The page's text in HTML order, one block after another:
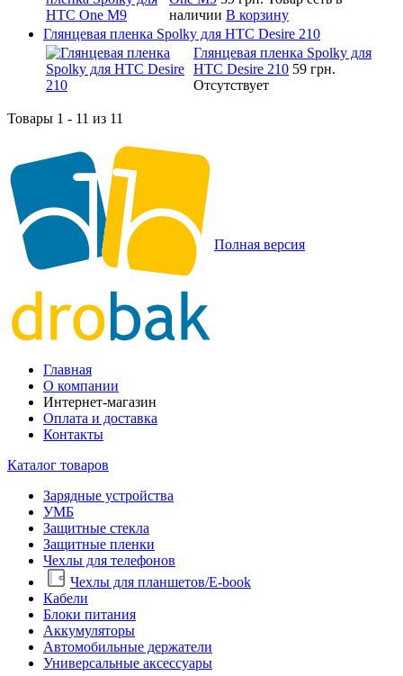
наличии В корзину
Глянцевая пленка Spolky для HTC Desire 210
Глянцевая пленка Spolky для
HTC Desire 210 59 грн.
Отсутствует
Товары 1 - 11 из 11
Полная версия
Главная
О компании
Интернет-магазин
Оплата и доставка
Контакты
Каталог товаров
Зарядные устройства
УМБ
Защитные стекла
Защитные пленки
Чехлы для телефонов
Чехлы для планшетов/E-book
Кабели
Блоки питания
Аккумуляторы
Автомобильные держатели
Универсальные аксессуары